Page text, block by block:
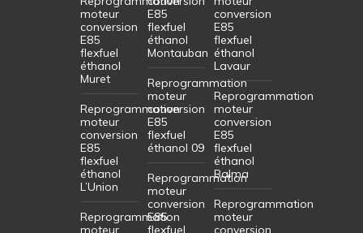
moteur
conversion
E85
flexfuel
éthanol
Muret
Reprogrammation
moteur
conversion
E85
flexfuel
éthanol
L’Union
Reprogrammation
moteur
E85
flexfuel
éthanol
Montauban
Reprogrammation
moteur
conversion
E85
flexfuel
éthanol 09
Reprogrammation
moteur
conversion
E85
flexfuel
conversion
E85
flexfuel
éthanol
Lavaur
Reprogrammation
moteur
conversion
E85
flexfuel
éthanol
Balma
Reprogrammation
moteur
conversion